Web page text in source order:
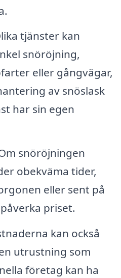
tjänster kan
snöröjning,
eller gångvägar,
av snöslask
har sin egen
snöröjningen
obekväma tider,
eller sent på
priset.
kan också
utrustning som
företag kan ha